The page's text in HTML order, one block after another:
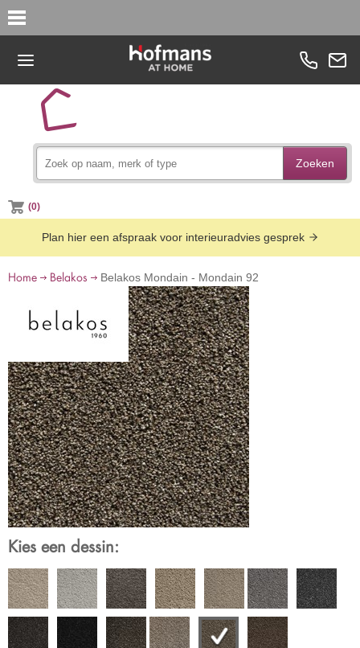
Zoeken
(0)
Plan hier een afspraak voor interieuradvies gesprek
Home Belakos Belakos Mondain - Mondain 92
Kies een dessin: